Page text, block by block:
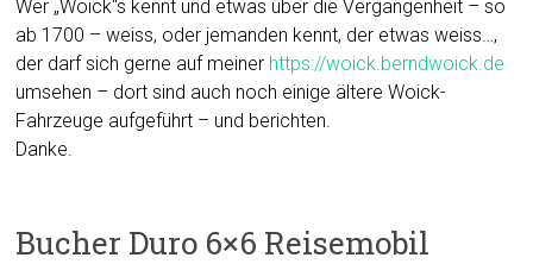
Wer „Woick“s kennt und etwas über die Vergangenheit – so
ab 1700 – weiss, oder jemanden kennt, der etwas weiss…,
der darf sich gerne auf meiner https://woick.berndwoick.de
umsehen – dort sind auch noch einige ältere Woick-
Fahrzeuge aufgeführt – und berichten.
Danke.
Bucher Duro 6×6 Reisemobil